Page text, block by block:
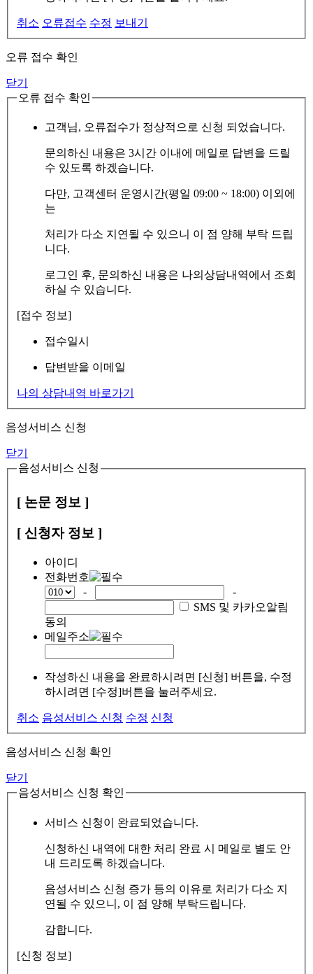
취소 오류접수 수정 보내기
오류 접수 확인
닫기
오류 접수 확인
고객님, 오류접수가 정상적으로 신청 되었습니다.
문의하신 내용은 3시간 이내에 메일로 답변을 드릴
수 있도록 하겠습니다.
다만, 고객센터 운영시간(평일 09:00 ~ 18:00) 이외에
는
처리가 다소 지연될 수 있으니 이 점 양해 부탁 드립
니다.
로그인 후, 문의하신 내용은 나의상담내역에서 조회
하실 수 있습니다.
[접수 정보]
접수일시
답변받을 이메일
나의 상담내역 바로가기
음성서비스 신청
닫기
음성서비스 신청
[ 논문 정보 ]
[ 신청자 정보 ]
아이디
전화번호
-
-
SMS 및 카카오알림
동의
메일주소
작성하신 내용을 완료하시려면 [신청] 버튼을, 수정
하시려면 [수정]버튼을 눌러주세요.
취소 음성서비스 신청 수정 신청
음성서비스 신청 확인
닫기
음성서비스 신청 확인
서비스 신청이 완료되었습니다.
신청하신 내역에 대한 처리 완료 시 메일로 별도 안
내 드리도록 하겠습니다.
음성서비스 신청 증가 등의 이유로 처리가 다소 지
연될 수 있으니, 이 점 양해 부탁드립니다.
감합니다.
[신청 정보]